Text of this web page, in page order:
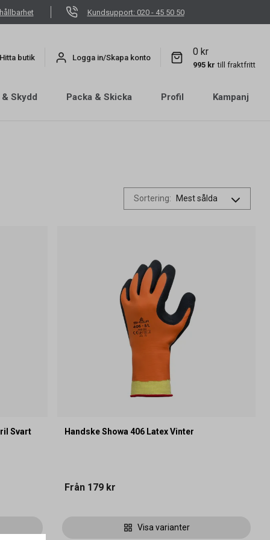
Kundsupport: 020 - 45 50 50
Hitta butik Logga in/Skapa konto
0 kr
995 kr till fraktfritt
Skydd Packa & Skicka Profil Kampanj
Sortering:
Svart Handske Showa 406 Latex Vinter
Från 179 kr
Visa varianter